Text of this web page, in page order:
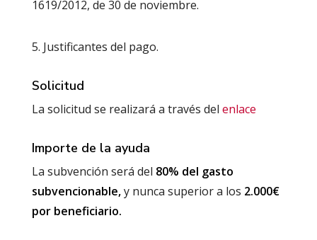
1619/2012, de 30 de noviembre.
Justificantes del pago.
Solicitud
La solicitud se realizará a través del enlace
Importe de la ayuda
La subvención será del 80% del gasto
subvencionable,y nunca superior a los 2.000€
por beneficiario.